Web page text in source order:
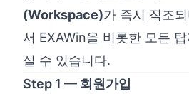
(Workspace)가 즉시 직조
서 EXAWin을 비롯한 모든
실 수 있습니다.
Step 1 — 회원가입